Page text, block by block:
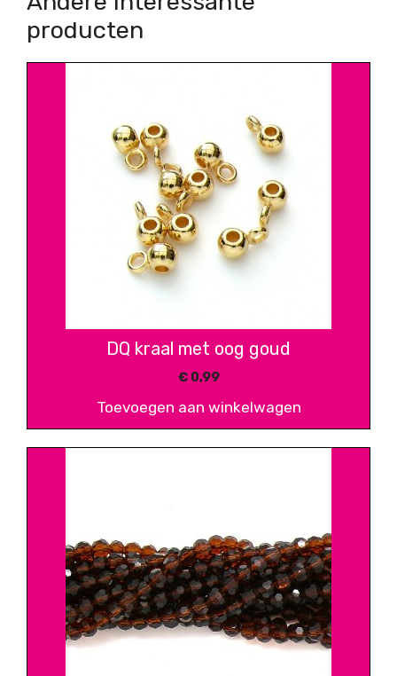
producten
DQ kraal met oog goud
€0,99
Toevoegen aan winkelwagen